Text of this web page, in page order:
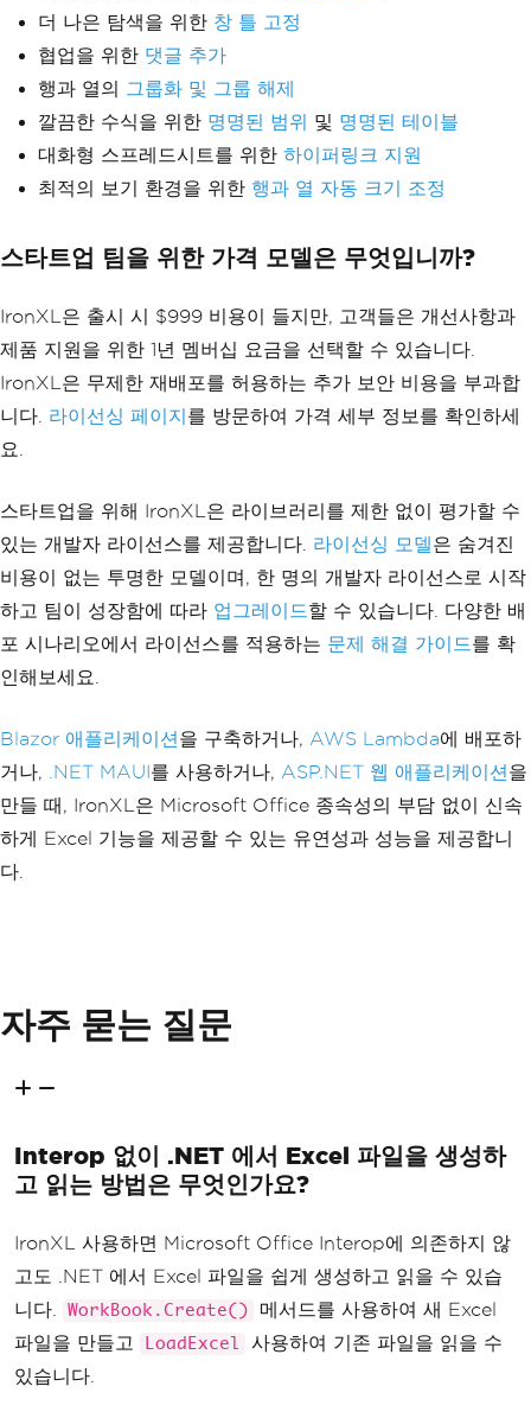
더 나은 탐색을 위한 창 틀 고정
협업을 위한 댓글 추가
행과 열의
그룹화 및 그룹 해제
깔끔한 수식을 위한 명명된 범위 및 명명된 테이블
대화형 스프레드시트를 위한 하이퍼링크 지원
최적의 보기 환경을 위한 행과 열 자동 크기 조정
스타트업 팀을 위한 가격 모델은 무엇입니까?
IronXL은 출시 시 $999 비용이 들지만, 고객들은 개선사항과
제품 지원을 위한 1년 멤버십 요금을 선택할 수 있습니다.
IronXL은 무제한 재배포를 허용하는 추가 보안 비용을 부과합
니다. 라이선싱 페이지 를 방문하여 가격 세부 정보를 확인하세
요.
스타트업을 위해 IronXL은 라이브러리를 제한 없이 평가할 수
있는 개발자 라이선스를 제공합니다. 라이선싱 모델은 숨겨진
비용이 없는 투명한 모델이며, 한 명의 개발자 라이선스로 시작
하고 팀이 성장함에 따라 업그레이드할 수 있습니다. 다양한 배
포 시나리오에서 라이선스를 적용하는 문제 해결 가이드를 확
인해보세요.
Blazor 애플리케이션 을 구축하거나, AWS Lambda에 배포하
거나,
.NET MAUI를 사용하거나, ASP.NET 웹 애플리케이션 을
만들 때, IronXL은 Microsoft Office 종속성의 부담 없이 신속
하게 Excel 기능을 제공할 수 있는 유연성과 성능을 제공합니
다.
자주 묻는 질문
Interop 없이 .NET 에서 Excel 파일을 생성하
고 읽는 방법은 무엇인가요?
IronXL 사용하면 Microsoft Office Interop에 의존하지 않
고도 .NET 에서 Excel 파일을 쉽게 생성하고 읽을 수 있습
니다.
WorkBook.Create()
메서드를 사용하여 새 Excel
파일을 만들고
LoadExcel
사용하여 기존 파일을 읽을 수
있습니다.